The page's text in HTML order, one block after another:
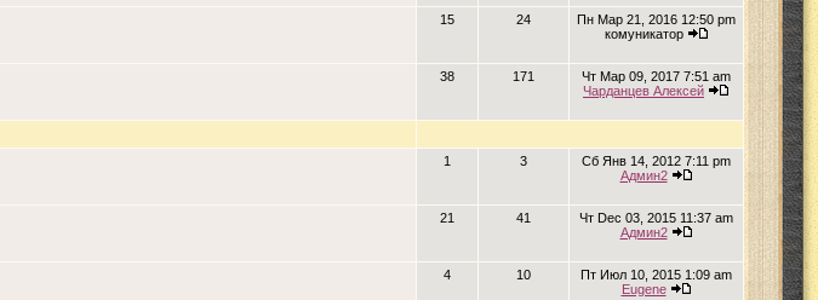
15 24
Пн Мар 21, 2016 12:50 pm
комуникатор
38 171
Чт Мар 09, 2017 7:51 am
Чарданцев Алексей
1 3
Сб Янв 14, 2012 7:11 pm
Админ2
21 41
Чт Dec 03, 2015 11:37 am
Админ2
4 10
Пт Июл 10, 2015 1:09 am
Eugene